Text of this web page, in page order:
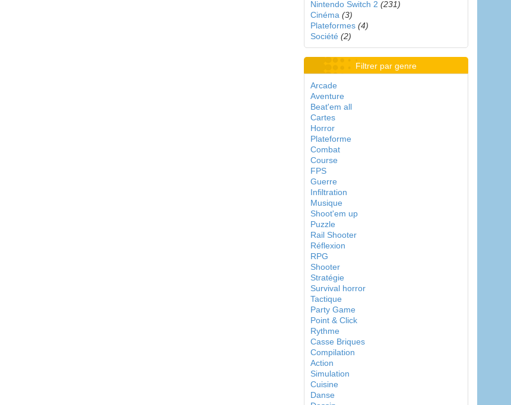
Nintendo Switch 2 (231)
Cinéma (3)
Plateformes (4)
Société (2)
Filtrer par genre
Arcade
Aventure
Beat'em all
Cartes
Horror
Plateforme
Combat
Course
FPS
Guerre
Infiltration
Musique
Shoot'em up
Puzzle
Rail Shooter
Réflexion
RPG
Shooter
Stratégie
Survival horror
Tactique
Party Game
Point & Click
Rythme
Casse Briques
Compilation
Action
Simulation
Cuisine
Danse